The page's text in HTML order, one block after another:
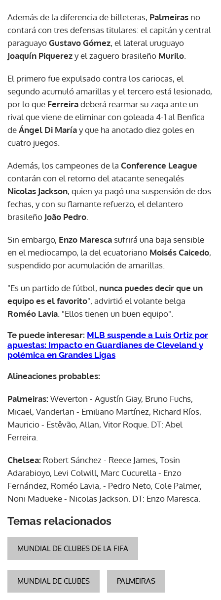
Además de la diferencia de billeteras, Palmeiras no
contará con tres defensas titulares: el capitán y central
paraguayoGustavo Gómez, el lateral uruguayo
Joaquín Piquerezy el zaguero brasileño Murilo
El primero fue expulsado contra los cariocas, el
segundo acumuló amarillas y el tercero está lesionado,
por lo que Ferreiradeberá rearmar su zaga ante un
rival que viene de eliminar con goleada 4-1 al Benfica
deÁngel Di Maríay que ha anotado diez goles en
cuatro juegos.
Además, los campeones de la Conference League
contarán con el retorno del atacante senegalés
Nicolas Jackson, quien ya pagó una suspensión de dos
fechas, y con su flamante refuerzo, el delantero
brasileño João Pedro
Sin embargo, Enzo Maresca sufrirá una baja sensible
en el mediocampo, la del ecuatoriano Moisés Caicedo,
suspendido por acumulación de amarillas.
"Es un partido de fútbol, nunca puedes decir que un
equipo es el favorito", advirtió el volante belga
Roméo Lavia . "Ellos tienen un buen equipo".
Te puede interesar: MLB suspende a Luis Ortiz por
apuestas: Impacto en Guardianes de Cleveland y
polémica en Grandes Ligas
Alineaciones probables:
Palmeiras: Weverton - Agustín Giay, Bruno Fuchs,
Micael, Vanderlan - Emiliano Martínez, Richard Ríos,
Mauricio - Estêvão, Allan, Vitor Roque. DT: Abel
Ferreira.
Chelsea: Robert Sánchez - Reece James, Tosin
Adarabioyo, Levi Colwill, Marc Cucurella - Enzo
Fernández, Roméo Lavia, - Pedro Neto, Cole Palmer,
Noni Madueke - Nicolas Jackson. DT: Enzo Maresca.
Temas relacionados
MUNDIAL DE CLUBES DE LA FIFA
MUNDIAL DE CLUBES PALMEIRAS